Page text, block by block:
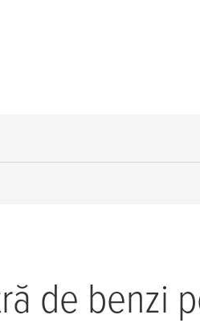
de benzi